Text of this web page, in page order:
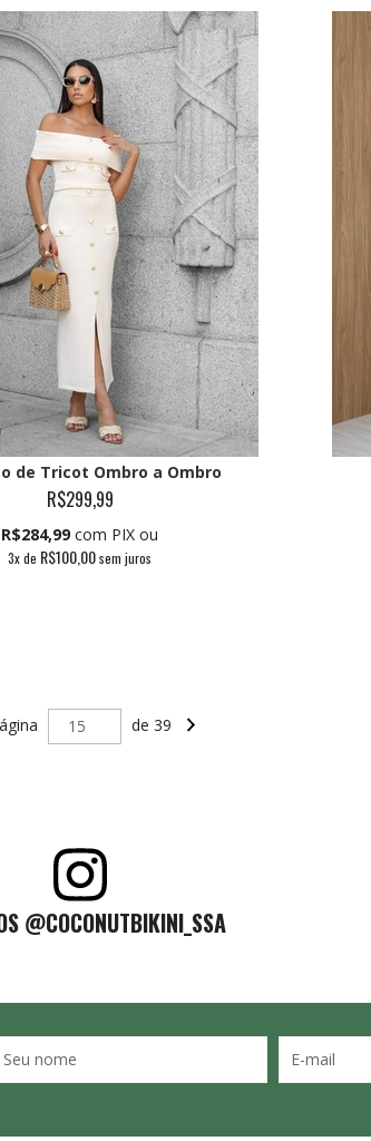
de Tricot Ombro a Ombro
R$299,99
R$284,99 com PIX ou
3x de R$100,00sem juros
de 39
@COCONUTBIKINI_SSA